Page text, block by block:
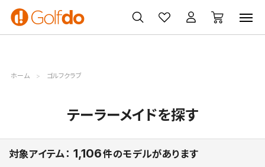
ゴルフ
クラブ
ゴルフ用品
買取
無料査定
クーポン
一覧
ホーム ゴルフクラブ
テーラーメイドを探す
対象アイテム： 1,106件のモデルがあります